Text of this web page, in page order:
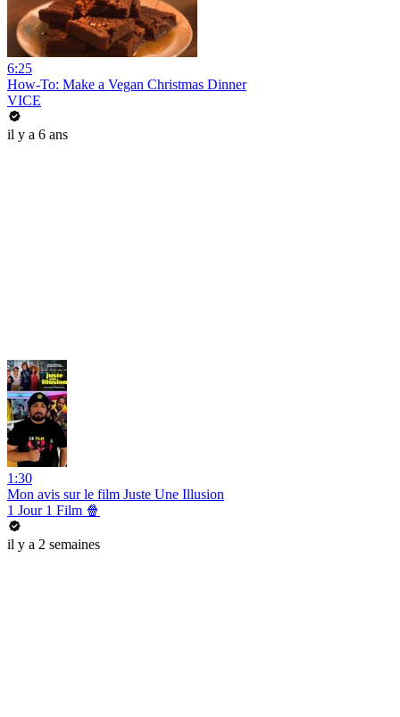
6:25
How-To: Make a Vegan Christmas Dinner
VICE
il y a 6 ans
1:30
Mon avis sur le film Juste Une Illusion
1 Jour 1 Film 🍿
il y a 2 semaines